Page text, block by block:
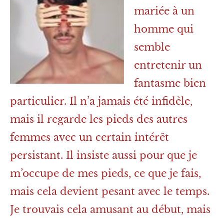
mariée à un
homme qui
semble
entretenir un
fantasme bien
particulier. Il n’a jamais été infidèle,
mais il regarde les pieds des autres
femmes avec un certain intérêt
persistant. Il insiste aussi pour que je
m’occupe de mes pieds, ce que je fais,
mais cela devient pesant avec le temps.
Je trouvais cela amusant au début, mais